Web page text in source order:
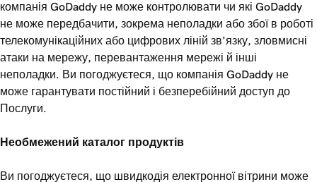
компанія GoDaddy не може контролювати чи які GoDaddy
не може передбачити, зокрема неполадки або збої в роботі
телекомунікаційних або цифрових ліній зв’язку, зловмисні
атаки на мережу, перевантаження мережі й інші
неполадки. Ви погоджуєтеся, що компанія GoDaddy не
може гарантувати постійний і безперебійний доступ до
Послуги.
Необмежений каталог продуктів
Ви погоджуєтеся, що швидкодія електронної вітрини може